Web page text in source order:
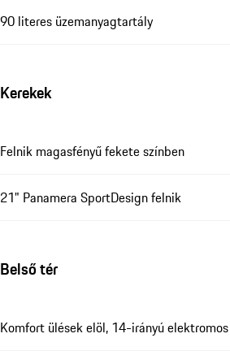
90 literes üzemanyagtartály
Kerekek
Felnik magasfényű fekete színben
21" Panamera SportDesign felnik
Belső tér
Komfort ülések elöl, 14-irányú